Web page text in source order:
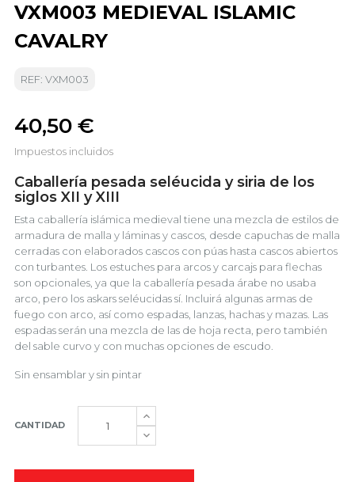
VXM003 MEDIEVAL ISLAMIC
CAVALRY
REF: VXM003
40,50 €
Impuestos incluidos
Caballería pesada seléucida y siria de los
siglos XII y XIII
Esta caballería islámica medieval tiene una mezcla de estilos de
armadura de malla y láminas y cascos, desde capuchas de malla
cerradas con elaborados cascos con púas hasta cascos abiertos
con turbantes. Los estuches para arcos y carcajs para flechas
son opcionales, ya que la caballería pesada árabe no usaba
arco, pero los askars seléucidas sí. Incluirá algunas armas de
fuego con arco, así como espadas, lanzas, hachas y mazas. Las
espadas serán una mezcla de las de hoja recta, pero también
del sable curvo y con muchas opciones de escudo.
Sin ensamblar y sin pintar
CANTIDAD